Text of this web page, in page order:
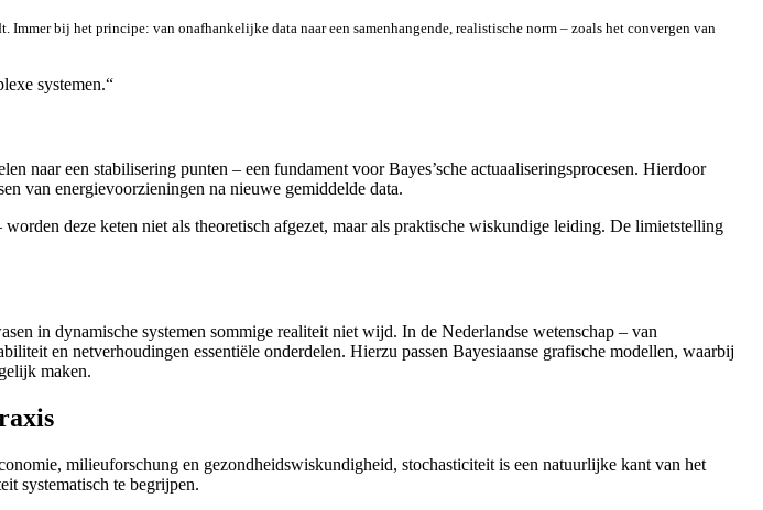
bij het principe: van onafhankelijke data naar een samenhangende, realistische norm – zoals het convergen van
systemen.“
naar een stabilisering punten – een fundament voor Bayes’sche actuaaliseringsprocesen. Hierdoor
van energievoorzieningen na nieuwe gemiddelde data.
deze keten niet als theoretisch afgezet, maar als praktische wiskundige leiding. De limietstelling
in dynamische systemen sommige realiteit niet wijd. In de Nederlandse wetenschap – van
en netverhoudingen essentiële onderdelen. Hierzu passen Bayesiaanse grafische modellen, waarbij
maken.
milieuforschung en gezondheidswiskundigheid, stochasticiteit is een natuurlijke kant van het
systematisch te begrijpen.